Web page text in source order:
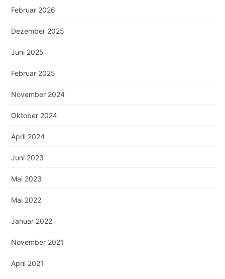
Februar 2026
Dezember 2025
Juni 2025
Februar 2025
November 2024
Oktober 2024
April 2024
Juni 2023
Mai 2023
Mai 2022
Januar 2022
November 2021
April 2021